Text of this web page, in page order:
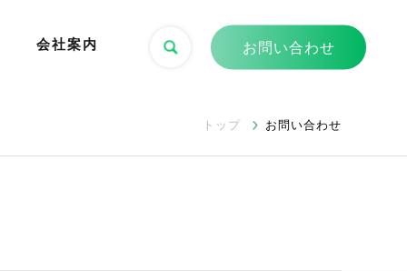
会社案内 お問い合わせ
トップ お問い合わせ